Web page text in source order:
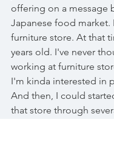
offering on a message
Japanese food market.
furniture store. At that
years old. I've never
working at furniture
I'm kinda interested in
And then, I could
that store through